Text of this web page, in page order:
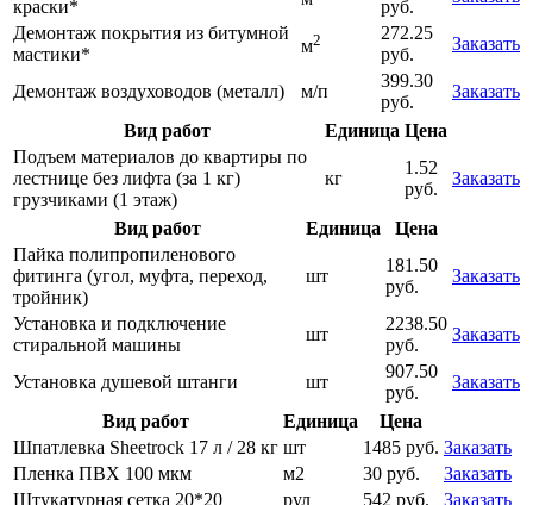
краски*
руб.
Демонтаж покрытия из битумной
мастики*
м2
272.25
руб.
Заказать
Демонтаж воздуховодов (металл) м/п
399.30
руб.
Заказать
Вид работ
Единица Цена
Подъем материалов до квартиры по
лестнице без лифта (за 1 кг)
грузчиками (1 этаж)
кг
1.52
руб.
Заказать
Вид работ Единица
Цена
Пайка полипропиленового
фитинга (угол, муфта, переход,
тройник)
шт
181.50
руб.
Заказать
Установка и подключение
стиральной машины
шт
2238.50
руб.
Заказать
Установка душевой штанги шт
907.50
руб.
Заказать
Вид работ
Единица
Цена
Шпатлевка Sheetrock 17 л / 28 кг шт 1485 руб. Заказать
Пленка ПВХ 100 мкм
м2 30 руб.
Заказать
Штукатурная сетка 20*20
рул 542 руб.
Заказать